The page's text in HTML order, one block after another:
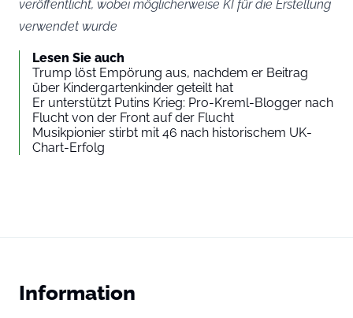
veröffentlicht, wobei möglicherweise KI für die Erstellung
verwendet wurde
Lesen Sie auch
Trump löst Empörung aus, nachdem er Beitrag
über Kindergartenkinder geteilt hat
Er unterstützt Putins Krieg: Pro-Kreml-Blogger nach
Flucht von der Front auf der Flucht
Musikpionier stirbt mit 46 nach historischem UK-
Chart-Erfolg
Information